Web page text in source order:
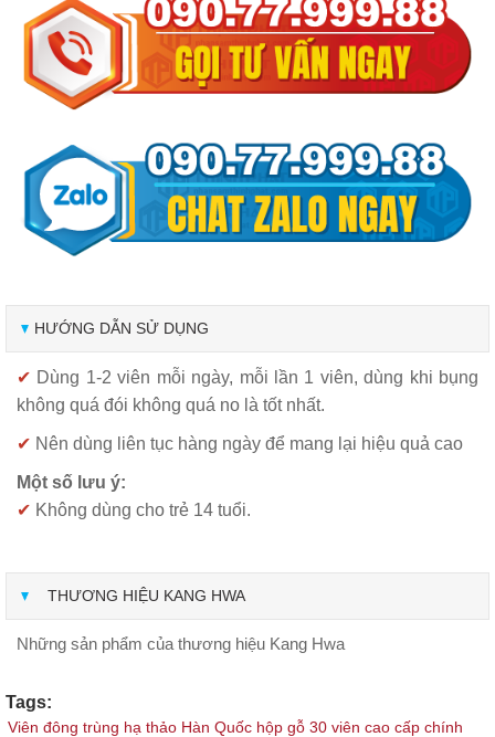
HƯỚNG DẪN SỬ DỤNG
✔ Dùng 1-2 viên mỗi ngày, mỗi lần 1 viên, dùng khi bụng
không quá đói không quá no là tốt nhất.
✔ Nên dùng liên tục hàng ngày để mang lại hiệu quả cao
Một số lưu ý:
✔ Không dùng cho trẻ 14 tuổi.
THƯƠNG HIỆU KANG HWA
Những sản phẩm của thương hiệu Kang Hwa
Tags:
Viên đông trùng hạ thảo Hàn Quốc hộp gỗ 30 viên cao cấp chính